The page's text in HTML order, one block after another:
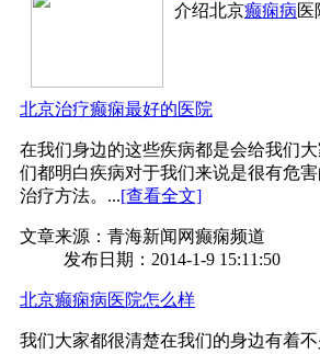
介绍北京癫痫病医
北京治疗癫痫最好的医院
在我们身边的这些疾病都是会给我们
们都明白疾病对于我们来说是很有危
治疗方法。...[查看全文]
文章来源：青海新闻网癫痫频道
发布日期：2014-1-9 15:11:50
北京癫痫病医院怎么样
我们大家都很清楚在我们的身边有着